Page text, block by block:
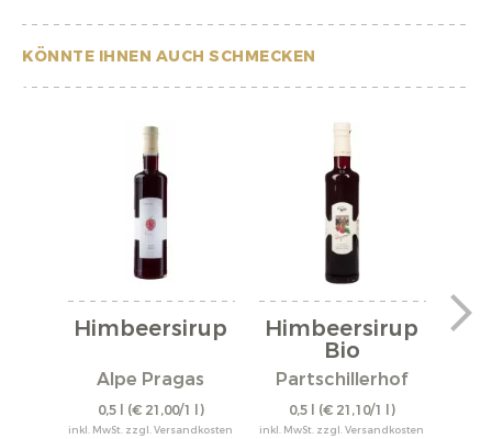
KÖNNTE IHNEN AUCH SCHMECKEN
Himbeersirup
Alpe Pragas
0,5 l (€ 21,00/1 l)
inkl. MwSt. zzgl. Versandkosten
Himbeersirup
Bio
Partschillerhof
0,5 l (€ 21,10/1 l)
inkl. MwSt. zzgl. Versandkosten